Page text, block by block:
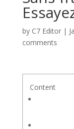
by C7 Editor|
comments
Content